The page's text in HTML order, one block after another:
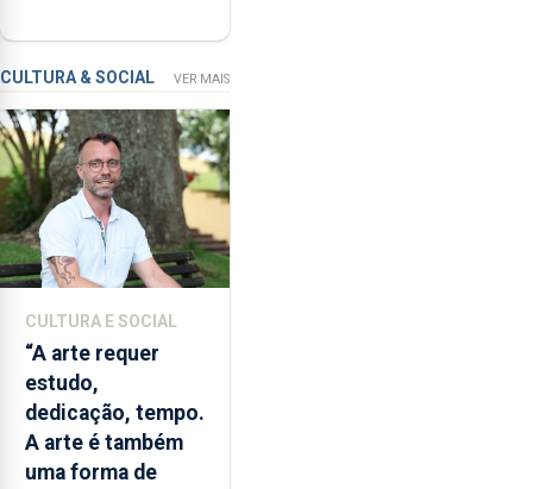
Verão”,
que
garante
a
abertura
dos
museus
e
núcleos
integrados
na
Rede
Municipal
de
Museus
missão na Roménia
CULTURA & SOCIAL VER MAIS
CULTURA E SOCIAL
“A arte requer
estudo,
dedicação, tempo.
A arte é também
uma forma de